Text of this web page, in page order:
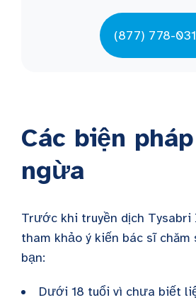
(877) 778-
Các biện
ngừa
Trước khi truyền dịch Tysabri
tham khảo ý kiến bác sĩ chăm
bạn:
Dưới 18 tuổi vì chưa biết